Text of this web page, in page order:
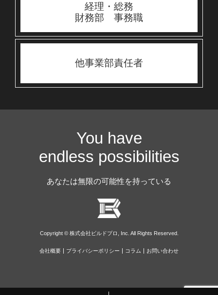
経理・総務
財務部 事務職
他事業部責任者
You have
endless possibilities
あなたは無限の可能性を持っている
Copyright © 株式会社ビルドプロ, Inc. All Rights Reserved.
会社概要 プライバシーポリシー コラム お問い合わせ